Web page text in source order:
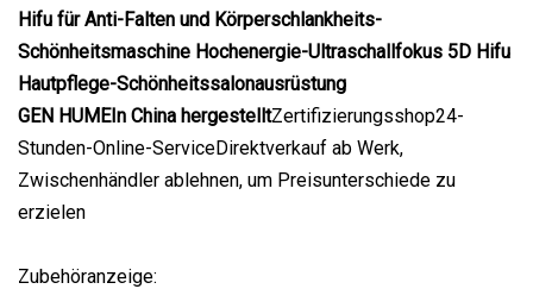
Hifu für Anti-Falten und Körperschlankheits-
Schönheitsmaschine Hochenergie-Ultraschallfokus 5D Hifu
Hautpflege-Schönheitssalonausrüstung
GEN HUMEIn China hergestelltZertifizierungsshop24-
Stunden-Online-ServiceDirektverkauf ab Werk,
Zwischenhändler ablehnen, um Preisunterschiede zu
erzielen
Zubehöranzeige: